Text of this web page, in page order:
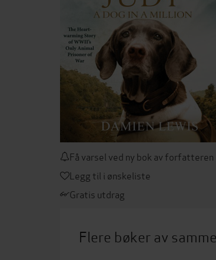
Få varsel ved ny bok av forfatteren
Legg til i ønskeliste
Gratis utdrag
Flere bøker av